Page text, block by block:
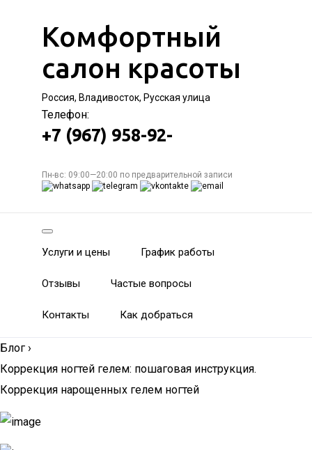
Комфортный
салон красоты
Россия, Владивосток, Русская улица
Телефон:
+7 (967) 958-92-
Пн-вс: 09:00—20:00 по предварительной записи
Услуги и цены График работы
Отзывы Частые вопросы
Контакты Как добраться
Блог ›
Коррекция ногтей гелем: пошаговая инструкция.
Коррекция нарощенных гелем ногтей